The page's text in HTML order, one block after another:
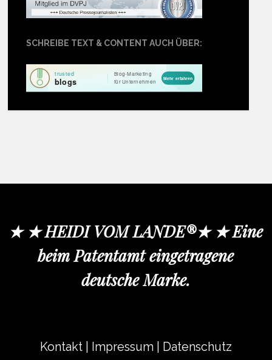
SCHREIBE TEXT & CONTENT AUCH ÜBER:
★ ★ HEIDI VOM LANDE®★ ★ Eine
beim Patentamt eingetragene
deutsche Marke.
Kontakt Impressum Datenschutz